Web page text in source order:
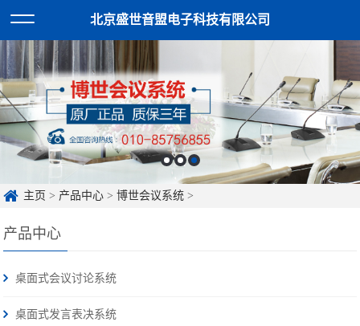
北京盛世音盟电子科技有限公司
主页 > 产品中心 >博世会议系统 >
产品中心
桌面式会议讨论系统
桌面式发言表决系统